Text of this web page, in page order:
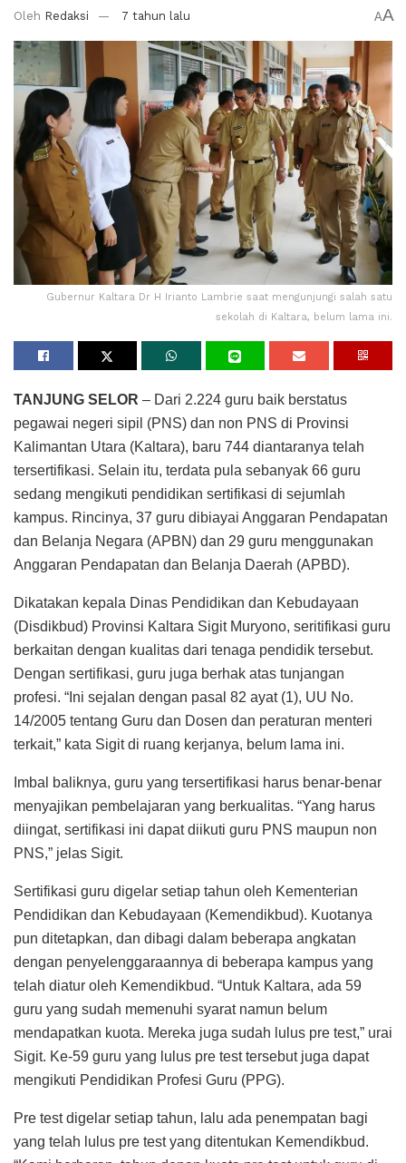
Oleh Redaksi 7 tahun lalu AA
Gubernur Kaltara Dr H Irianto Lambrie saat mengunjungi salah satu
sekolah di Kaltara, belum lama ini.
TANJUNG SELOR – Dari 2.224 guru baik berstatus
pegawai negeri sipil (PNS) dan non PNS di Provinsi
Kalimantan Utara (Kaltara), baru 744 diantaranya telah
tersertifikasi. Selain itu, terdata pula sebanyak 66 guru
sedang mengikuti pendidikan sertifikasi di sejumlah
kampus. Rincinya, 37 guru dibiayai Anggaran Pendapatan
dan Belanja Negara (APBN) dan 29 guru menggunakan
Anggaran Pendapatan dan Belanja Daerah (APBD).
Dikatakan kepala Dinas Pendidikan dan Kebudayaan
(Disdikbud) Provinsi Kaltara Sigit Muryono, seritifikasi guru
berkaitan dengan kualitas dari tenaga pendidik tersebut.
Dengan sertifikasi, guru juga berhak atas tunjangan
profesi. “Ini sejalan dengan pasal 82 ayat (1), UU No.
14/2005 tentang Guru dan Dosen dan peraturan menteri
terkait,” kata Sigit di ruang kerjanya, belum lama ini.
Imbal baliknya, guru yang tersertifikasi harus benar-benar
menyajikan pembelajaran yang berkualitas. “Yang harus
diingat, sertifikasi ini dapat diikuti guru PNS maupun non
PNS,” jelas Sigit.
Sertifikasi guru digelar setiap tahun oleh Kementerian
Pendidikan dan Kebudayaan (Kemendikbud). Kuotanya
pun ditetapkan, dan dibagi dalam beberapa angkatan
dengan penyelenggaraannya di beberapa kampus yang
telah diatur oleh Kemendikbud. “Untuk Kaltara, ada 59
guru yang sudah memenuhi syarat namun belum
mendapatkan kuota. Mereka juga sudah lulus pre test,” urai
Sigit. Ke-59 guru yang lulus pre test tersebut juga dapat
mengikuti Pendidikan Profesi Guru (PPG).
Pre test digelar setiap tahun, lalu ada penempatan bagi
yang telah lulus pre test yang ditentukan Kemendikbud.